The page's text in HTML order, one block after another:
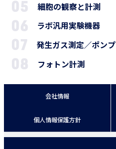
細胞の観察と計測
ラボ汎用実験機器
発生ガス測定／ポンプ
フォトン計測
会社情報
個人情報保護方針